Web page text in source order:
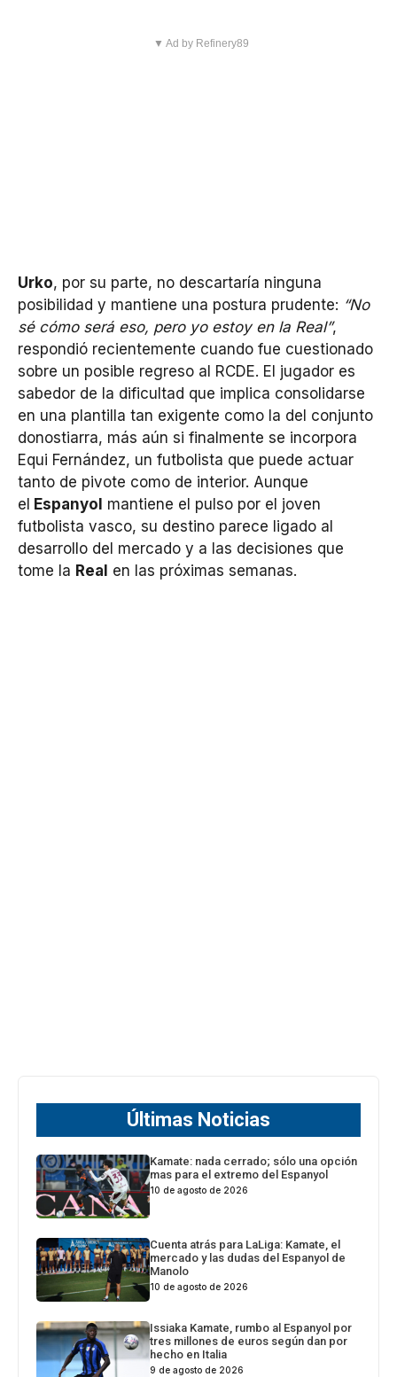
▼ Ad by Refinery89
Urko, por su parte, no descartaría ninguna
posibilidad y mantiene una postura prudente: “No
sé cómo será eso, pero yo estoy en la Real”,
respondió recientemente cuando fue cuestionado
sobre un posible regreso al RCDE. El jugador es
sabedor de la dificultad que implica consolidarse
en una plantilla tan exigente como la del conjunto
donostiarra, más aún si finalmente se incorpora
Equi Fernández, un futbolista que puede actuar
tanto de pivote como de interior. Aunque
el Espanyol mantiene el pulso por el joven
futbolista vasco, su destino parece ligado al
desarrollo del mercado y a las decisiones que
tome la Real en las próximas semanas.
Últimas Noticias
Kamate: nada cerrado; sólo una opción
mas para el extremo del Espanyol
10 de agosto de 2026
Cuenta atrás para LaLiga: Kamate, el
mercado y las dudas del Espanyol de
Manolo
10 de agosto de 2026
Issiaka Kamate, rumbo al Espanyol por
tres millones de euros según dan por
hecho en Italia
9 de agosto de 2026